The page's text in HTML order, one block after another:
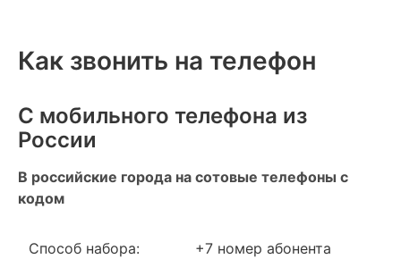
Как звонить на телефон
С мобильного телефона из
России
В российские города на сотовые телефоны с
кодом
Способ набора: +7 номер абонента